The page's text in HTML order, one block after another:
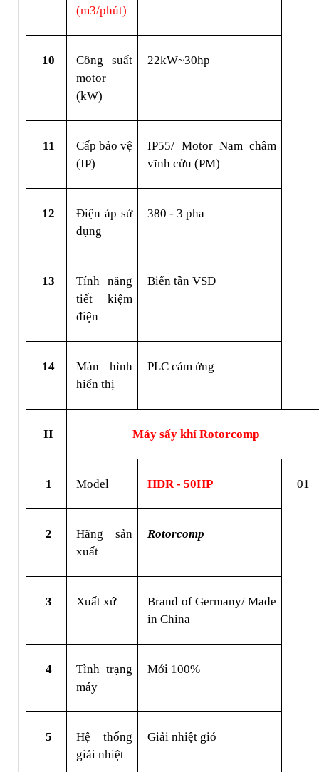
(m3/phút)
10
Công suất
motor
(kW)
22kW~30hp
11
Cấp bảo vệ
(IP)
IP55/ Motor Nam châm
vĩnh cửu (PM)
12
Điện áp sử
dụng
380 - 3 pha
13
Tính năng
tiết kiệm
điện
Biến tần VSD
14
Màn hình
hiển thị
PLC cảm ứng
II Máy sấy khí Rotorcomp
1 Model HDR - 50HP 01
2
Hãng sản
xuất
Rotorcomp
3 Xuất xứ
Brand of Germany/ Made
in China
4
Tình trạng
máy
Mới 100%
5
Hệ thống
giải nhiệt
Giải nhiệt gió